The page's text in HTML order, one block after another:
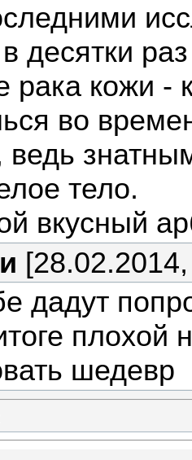
десятки
рака кожи -
во
ведь
тело.
вкусный
дадут
плохой
шедевр